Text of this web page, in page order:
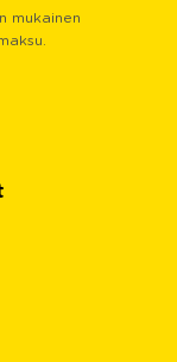
mukainen